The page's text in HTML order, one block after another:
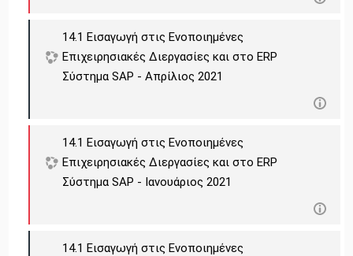
14.1 Εισαγωγή στις Ενοποιημένες
Επιχειρησιακές Διεργασίες και στο ERP
Σύστημα SAP - Απρίλιος 2021
14.1 Εισαγωγή στις Ενοποιημένες
Επιχειρησιακές Διεργασίες και στο ERP
Σύστημα SAP - Ιανουάριος 2021
14.1 Εισαγωγή στις Ενοποιημένες